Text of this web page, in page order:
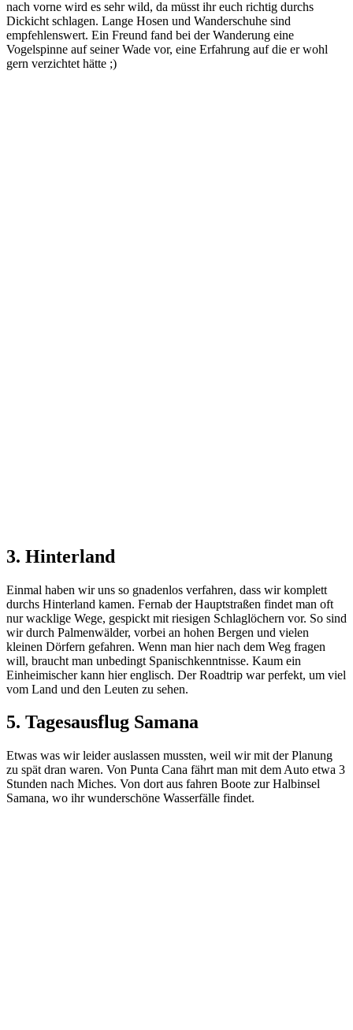
nach vorne wird es sehr wild, da müsst ihr euch richtig durchs
Dickicht schlagen. Lange Hosen und Wanderschuhe sind
empfehlenswert. Ein Freund fand bei der Wanderung eine
Vogelspinne auf seiner Wade vor, eine Erfahrung auf die er wohl
gern verzichtet hätte ;)
3. Hinterland
Einmal haben wir uns so gnadenlos verfahren, dass wir komplett
durchs Hinterland kamen. Fernab der Hauptstraßen findet man oft
nur wacklige Wege, gespickt mit riesigen Schlaglöchern vor. So sind
wir durch Palmenwälder, vorbei an hohen Bergen und vielen
kleinen Dörfern gefahren. Wenn man hier nach dem Weg fragen
will, braucht man unbedingt Spanischkenntnisse. Kaum ein
Einheimischer kann hier englisch. Der Roadtrip war perfekt, um viel
vom Land und den Leuten zu sehen.
5. Tagesausflug Samana
Etwas was wir leider auslassen mussten, weil wir mit der Planung
zu spät dran waren. Von Punta Cana fährt man mit dem Auto etwa 3
Stunden nach Miches. Von dort aus fahren Boote zur Halbinsel
Samana, wo ihr wunderschöne Wasserfälle findet.